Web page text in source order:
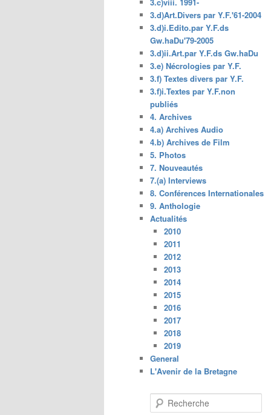
3.d)Art.Divers par Y.F.'61-2004
3.d)i.Edito.par Y.F.ds
Gw.haDu'79-2005
3.d)ii.Art.par Y.F.ds Gw.haDu
3.e) Nécrologies par Y.F.
3.f) Textes divers par Y.F.
3.f)i.Textes par Y.F.non
publiés
4. Archives
4.a) Archives Audio
4.b) Archives de Film
5. Photos
7. Nouveautés
7.(a) Interviews
8. Conférences Internationales
9. Anthologie
Actualités
2010
2011
2012
2013
2014
2015
2016
2017
2018
2019
General
L'Avenir de la Bretagne
e